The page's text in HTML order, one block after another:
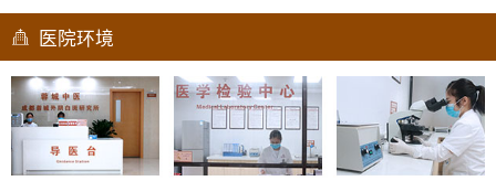
医院环境